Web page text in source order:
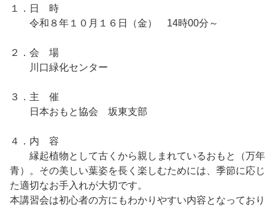
１．日 時
令和８年１０月１６日（金） 14時00分～
２．会 場
川口緑化センター
３．主 催
日本おもと協会 坂東支部
４．内 容
縁起植物として古くから親しまれているおもと（万年
青）。その美しい葉姿を長く楽しむためには、季節に応じ
た適切なお手入れが大切です。
本講習会は初心者の方にもわかりやすい内容となっており